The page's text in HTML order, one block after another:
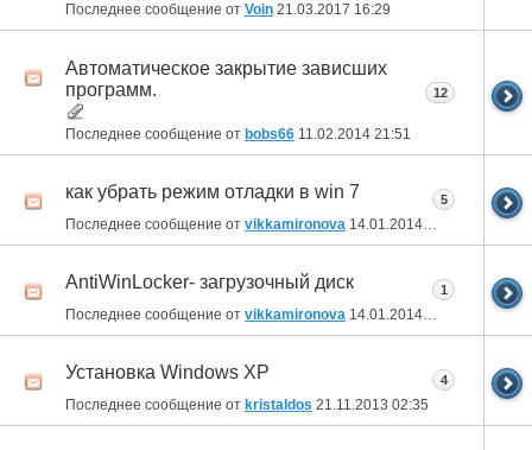
Последнее сообщение от Voin 21.03.2017 16:29
Автоматическое закрытие зависших
программ.
Последнее сообщение от bobs66 11.02.2014 21:51
12
как убрать режим отладки в win 7
Последнее сообщение от vikkamironova 14.01.2014
5
AntiWinLocker- загрузочный диск
Последнее сообщение от vikkamironova 14.01.2014
1
Установка Windows XP
Последнее сообщение от kristaldos 21.11.2013 02:35
4